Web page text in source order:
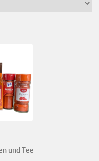
und Tee